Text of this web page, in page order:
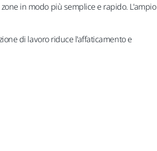
in modo più semplice e rapido. L'ampio
di lavoro riduce l'affaticamento e